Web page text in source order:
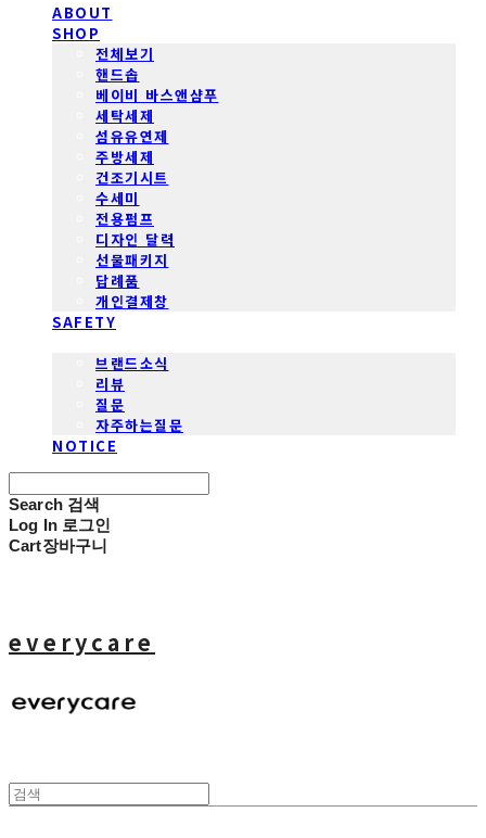
ABOUT
SHOP
전체보기
핸드솝
베이비 바스앤샴푸
세탁세제
섬유유연제
주방세제
건조기시트
수세미
전용펌프
디자인 달력
선물패키지
답례품
개인결제창
SAFETY
브랜드소식
리뷰
질문
자주하는질문
NOTICE
Search 검색
Log In 로그인
Cart장바구니
everycare